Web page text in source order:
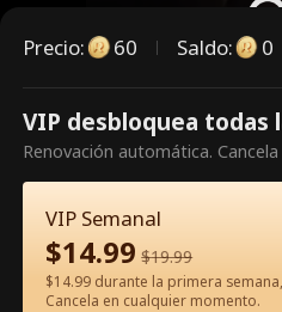
Es un
60
Precio: 60 Saldo: 0
VIP desbloquea todas
Renovación automática.
VIP Semanal
$14.99 $19.99
$14.99 durante la primera
Cancela en cualquier momento.